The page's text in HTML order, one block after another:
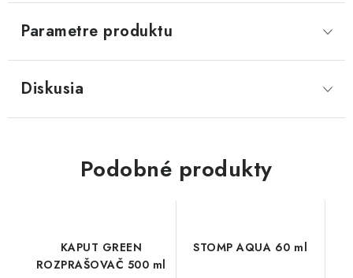
Parametre produktu
Diskusia
Podobné produkty
KAPUT GREEN
ROZPRAŠOVAČ 500 ml
STOMP AQUA 60 ml